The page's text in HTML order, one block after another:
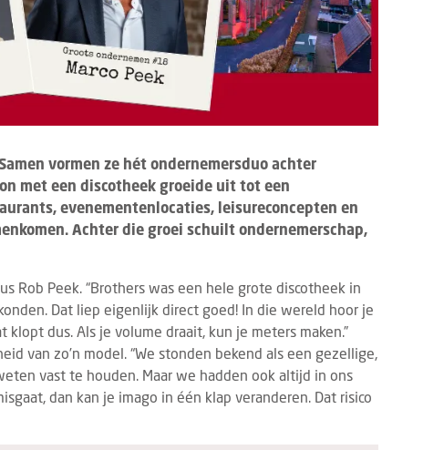
vormen ze hét ondernemersduo achter
met een discotheek groeide uit tot een
evenementenlocaties, leisureconcepten en
Achter die groei schuilt ondernemerschap,
Rob Peek. “Brothers was een hele grote discotheek in
Dat liep eigenlijk direct goed! In die wereld hoor je
klopt dus. Als je volume draait, kun je meters maken.”
van zo’n model. “We stonden bekend als een gezellige,
vast te houden. Maar we hadden ook altijd in ons
dan kan je imago in één klap veranderen. Dat risico